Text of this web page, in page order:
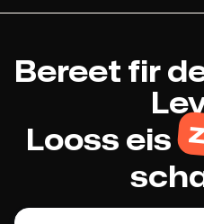
Bereet fir
Looss eis